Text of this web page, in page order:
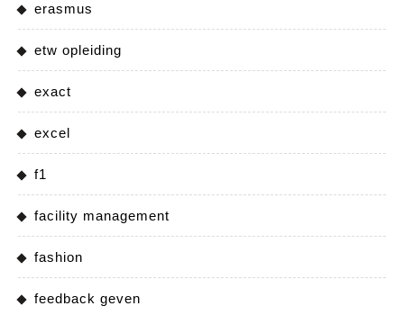
erasmus
etw opleiding
exact
excel
f1
facility management
fashion
feedback geven